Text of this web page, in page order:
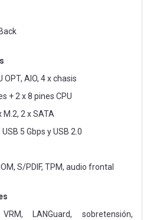
OPT, AIO, 4 x chasis
+ 2 x 8 pines CPU
2 x SATA
5 Gbps y USB 2.0
S/PDIF, TPM, audio frontal
LANGuard, sobretensión,